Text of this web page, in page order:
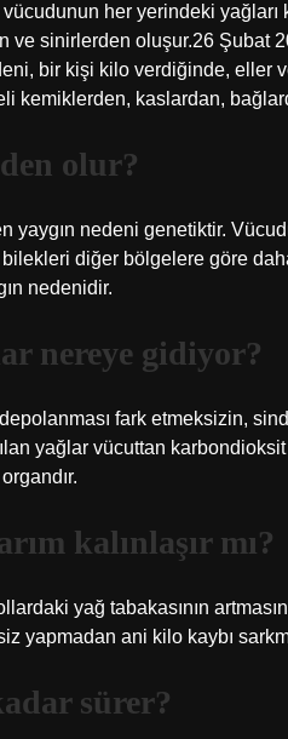
her yerindeki
ve sinirlerden oluşur.26 Şubat
bir kişi kilo verdiğinde,
kemiklerden, kaslardan,
olur?
yaygın nedeni genetiktir.
diğer bölgelere göre
nedenidir.
nereye gidiyor?
fark etmeksizin,
yağlar vücuttan
kalınlaşır mı?
yağ tabakasının
yapmadan ani kilo kaybı
sürer?